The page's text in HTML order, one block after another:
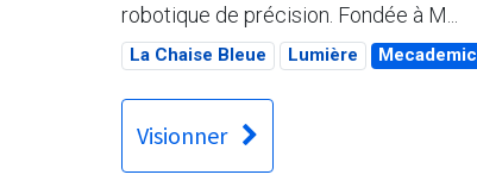
robotique de précision. Fondée à M...
La Chaise Bleue Lumière Mecademic
Visionner